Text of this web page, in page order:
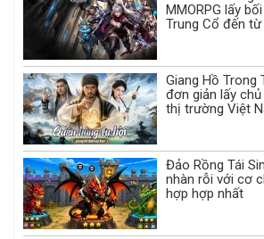
MMORPG lấy
Trung Cổ đến
Giang Hồ Trong
đơn giản lấy
thị trường Việt
Đảo Rồng Tái
nhàn rỗi với cơ
hợp hợp nhất